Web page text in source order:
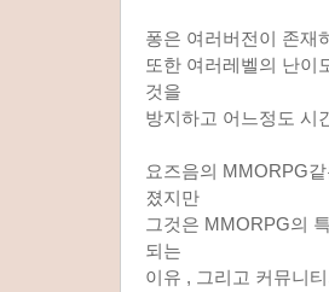
퐁은 여러버전이 존재
또한 여러레벨의 난이
것을
방지하고 어느정도 시
요즈음의 MMORPG
졌지만
그것은 MMORPG의
되는
이유 , 그리고 커뮤니